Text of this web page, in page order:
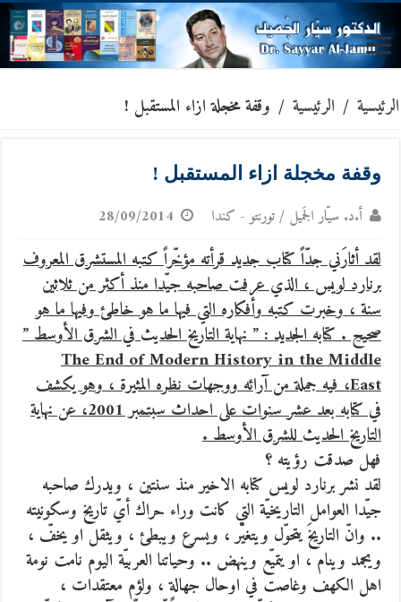
الرئيسية / الرئيسية / وقفة مخجلة ازاء المستقبل !
وقفة مخجلة ازاء المستقبل !
أ.د. سيّار الجَميل / تورنتو - كندا 28/09/2014
لقد أثارَني جدّاً كتاب جديد قرأته مؤخّراً كتبه المستشرق المعروف
برنارد لويس ، الذي عرفت صاحبه جيّدا منذ أكثر من ثلاثين
سنة ،وخبرت كتبه وأفكاره التي فيها ما هو خاطئ وفيها ما هو
صحيح . كتابه الجديد : ” نهاية التاريخ الحديث في الشرق الأوسط ”
The End of Modern History in the Middle
East، فيه جملة من آرائه ووجهات نظره المثيرة ، وهو يكشف
في كتابه بعد عشر سنوات على احداث سبتمبر 2001، عن نهاية
التاريخ الحديث للشرق الأوسط .
فهل صدقت رؤيته ؟
لقد نشر برنارد لويس كتابه الاخير منذ سنتين ، ويدرك صاحبه
جيّدا العوامل التاريخيّة التي كانت وراء حراك أيّ تاريخ وسكونيته
.. وانّ التاريخَ يتحوّل ويتغيّر ، ويسرع ويبطئ ، ويثقل او يخفّ ،
ويجمد وينام ، او يتميّع وينهض .. وحياتنا العربيّة اليوم نامت نومة
اهل الكهف وغاصت في اوحال جهالةٍ ، ولؤم معتقدات ،